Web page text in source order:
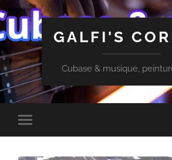
GALFI'S
Cubase & musique,
Toggle
mobile